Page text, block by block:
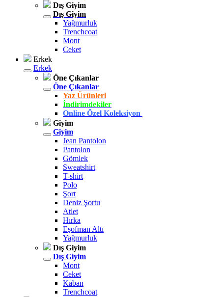
Dış Giyim
Dış Giyim
Yağmurluk
Trenchcoat
Mont
Ceket
Erkek
Erkek
Öne Çıkanlar
Öne Çıkanlar
Yaz Ürünleri
İndirimdekiler
Online Özel Koleksiyon
Giyim
Giyim
Jean Pantolon
Pantolon
Gömlek
Sweatshirt
T-shirt
Polo
Şort
Deniz Şortu
Atlet
Hırka
Eşofman Altı
Yağmurluk
Dış Giyim
Dış Giyim
Mont
Ceket
Kaban
Trenchcoat